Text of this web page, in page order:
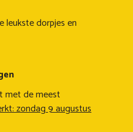
leukste dorpjes en
met de meest
zondag 9 augustus